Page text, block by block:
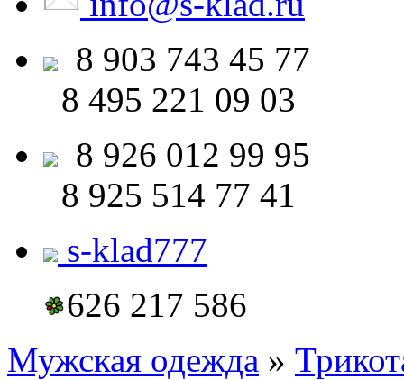
8 903 743 45 77
8 495 221 09 03
8 926 012 99 95
8 925 514 77 41
s-klad777
626 217 586
Мужская одежда »